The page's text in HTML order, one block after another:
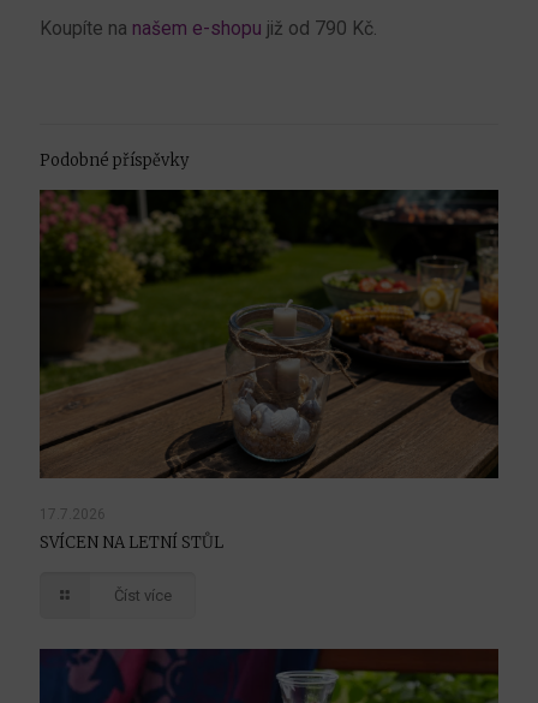
Koupíte na našem e-shopu již od 790 Kč.
Podobné příspěvky
17.7.2026
SVÍCEN NA LETNÍ STŮL
Číst více